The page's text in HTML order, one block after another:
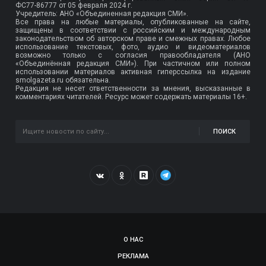
ФС77-86777 от 05 февраля 2024 г.
Учредитель: АНО «Объединенная редакция СМИ».
Все права на любые материалы, опубликованные на сайте,
защищены в соответствии с российским и международным
законодательством об авторском праве и смежных правах. Любое
использование текстовых, фото, аудио и видеоматериалов
возможно только с согласия правообладателя (АНО
«Объединённая редакция СМИ»). При частичном или полном
использовании материалов активная гиперссылка на издание
smolgazeta.ru обязательна.
Редакция не несет ответственности за мнения, высказанные в
комментариях читателей. Ресурс может содержать материалы 16+.
ПОИСК
О НАС
РЕКЛАМА